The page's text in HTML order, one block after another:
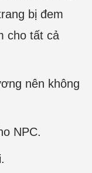
bị đem
cho tất cả
nên không
NPC.